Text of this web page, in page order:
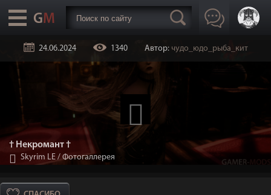
24.06.2024 1340 Автор: чудо_юдо_рыба_кит
† Некромант †
Skyrim LE /Фотогаллерея